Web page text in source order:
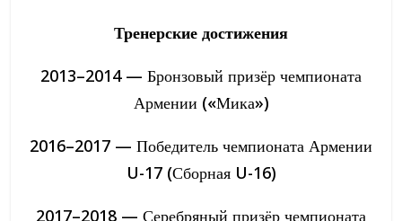
Тренерские достижения
2013–2014 — Бронзовый призёр чемпионата
Армении («Мика»)
2016–2017 — Победитель чемпионата Армении
U-17 (Сборная U-16)
2017–2018 — Серебряный призёр чемпионата